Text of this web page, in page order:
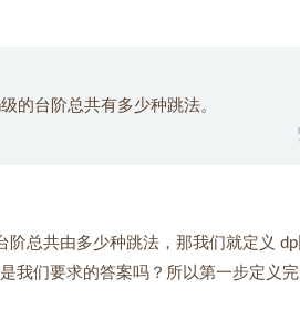
的台阶总共有多少种跳法。
总共由多少种跳法，那我们就定义
我们要求的答案吗？所以第一步定义完